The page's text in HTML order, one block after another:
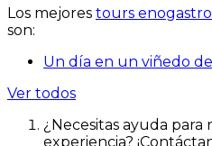
Los mejores tours
son:
Un día en un viñedo
Ver todos
¿Necesitas ayuda
experiencia?